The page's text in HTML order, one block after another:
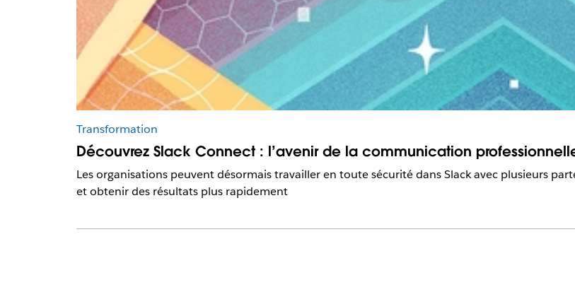
Transformation
Découvrez Slack Connect : l’avenir de la communication
Les organisations peuvent désormais travailler en toute sécurité dans Slack avec plusieurs
et obtenir des résultats plus rapidement